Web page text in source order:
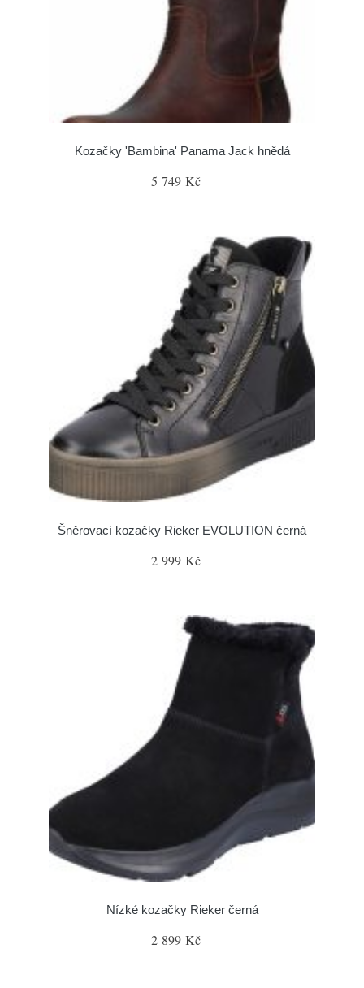
Kozačky 'Bambina' Panama Jack hnědá
5 749 Kč
Šněrovací kozačky Rieker EVOLUTION černá
2 999 Kč
Nízké kozačky Rieker černá
2 899 Kč